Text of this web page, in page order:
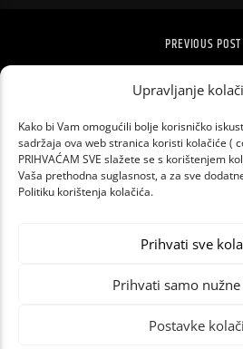
Upravljanje
Kako bi Vam omogućili bolje korisničko
sadržaja ova web stranica koristi kolačiće (
PRIHVAĆAM SVE slažete se s korištenjem
Vaša prethodna suglasnost, a za sve
Politiku korištenja kolačića.
Prihvati sve
Prihvati samo
Postavke
PREVIOUS POST
NETFLIX JE DOBIO 16
ZBOG